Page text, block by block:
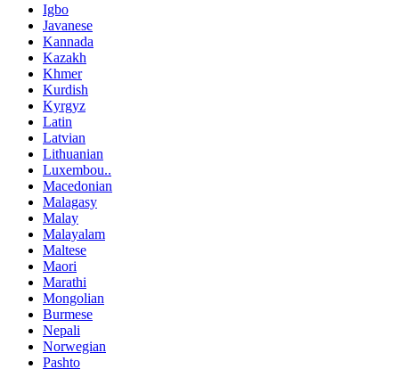
Igbo
Javanese
Kannada
Kazakh
Khmer
Kurdish
Kyrgyz
Latin
Latvian
Lithuanian
Luxembou..
Macedonian
Malagasy
Malay
Malayalam
Maltese
Maori
Marathi
Mongolian
Burmese
Nepali
Norwegian
Pashto